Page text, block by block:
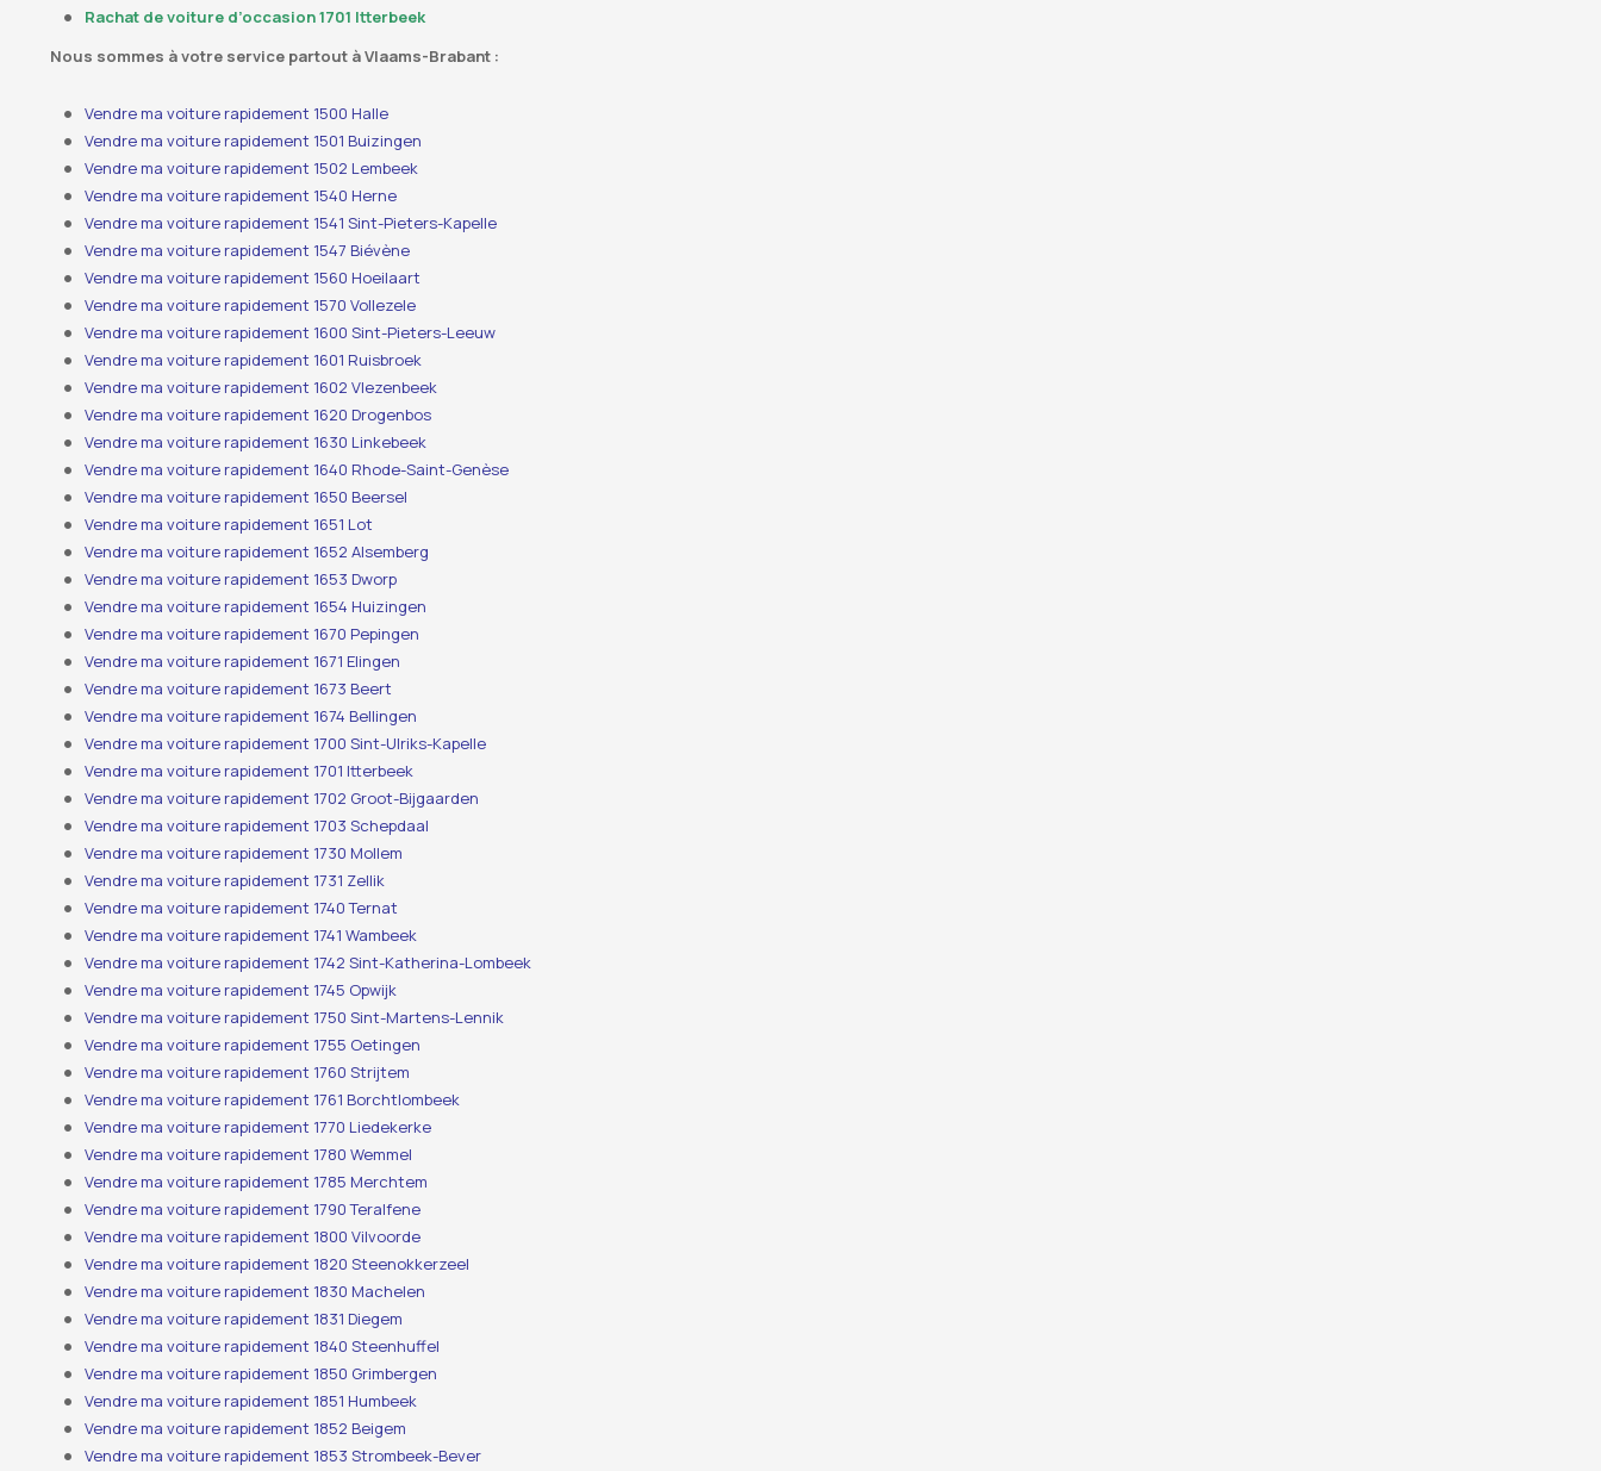
Rachat de voiture d’occasion 1701 Itterbeek
Nous sommes à votre service partout à Vlaams-Brabant :
Vendre ma voiture rapidement 1500 Halle
Vendre ma voiture rapidement 1501 Buizingen
Vendre ma voiture rapidement 1502 Lembeek
Vendre ma voiture rapidement 1540 Herne
Vendre ma voiture rapidement 1541 Sint-Pieters-Kapelle
Vendre ma voiture rapidement 1547 Biévène
Vendre ma voiture rapidement 1560 Hoeilaart
Vendre ma voiture rapidement 1570 Vollezele
Vendre ma voiture rapidement 1600 Sint-Pieters-Leeuw
Vendre ma voiture rapidement 1601 Ruisbroek
Vendre ma voiture rapidement 1602 Vlezenbeek
Vendre ma voiture rapidement 1620 Drogenbos
Vendre ma voiture rapidement 1630 Linkebeek
Vendre ma voiture rapidement 1640 Rhode-Saint-Genèse
Vendre ma voiture rapidement 1650 Beersel
Vendre ma voiture rapidement 1651 Lot
Vendre ma voiture rapidement 1652 Alsemberg
Vendre ma voiture rapidement 1653 Dworp
Vendre ma voiture rapidement 1654 Huizingen
Vendre ma voiture rapidement 1670 Pepingen
Vendre ma voiture rapidement 1671 Elingen
Vendre ma voiture rapidement 1673 Beert
Vendre ma voiture rapidement 1674 Bellingen
Vendre ma voiture rapidement 1700 Sint-Ulriks-Kapelle
Vendre ma voiture rapidement 1701 Itterbeek
Vendre ma voiture rapidement 1702 Groot-Bijgaarden
Vendre ma voiture rapidement 1703 Schepdaal
Vendre ma voiture rapidement 1730 Mollem
Vendre ma voiture rapidement 1731 Zellik
Vendre ma voiture rapidement 1740 Ternat
Vendre ma voiture rapidement 1741 Wambeek
Vendre ma voiture rapidement 1742 Sint-Katherina-Lombeek
Vendre ma voiture rapidement 1745 Opwijk
Vendre ma voiture rapidement 1750 Sint-Martens-Lennik
Vendre ma voiture rapidement 1755 Oetingen
Vendre ma voiture rapidement 1760 Strijtem
Vendre ma voiture rapidement 1761 Borchtlombeek
Vendre ma voiture rapidement 1770 Liedekerke
Vendre ma voiture rapidement 1780 Wemmel
Vendre ma voiture rapidement 1785 Merchtem
Vendre ma voiture rapidement 1790 Teralfene
Vendre ma voiture rapidement 1800 Vilvoorde
Vendre ma voiture rapidement 1820 Steenokkerzeel
Vendre ma voiture rapidement 1830 Machelen
Vendre ma voiture rapidement 1831 Diegem
Vendre ma voiture rapidement 1840 Steenhuffel
Vendre ma voiture rapidement 1850 Grimbergen
Vendre ma voiture rapidement 1851 Humbeek
Vendre ma voiture rapidement 1852 Beigem
Vendre ma voiture rapidement 1853 Strombeek-Bever